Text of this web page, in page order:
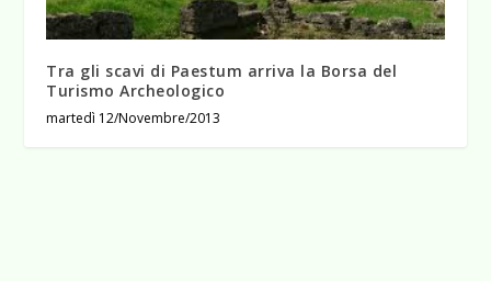
Tra gli scavi di Paestum arriva la Borsa del
Turismo Archeologico
martedì 12/Novembre/2013